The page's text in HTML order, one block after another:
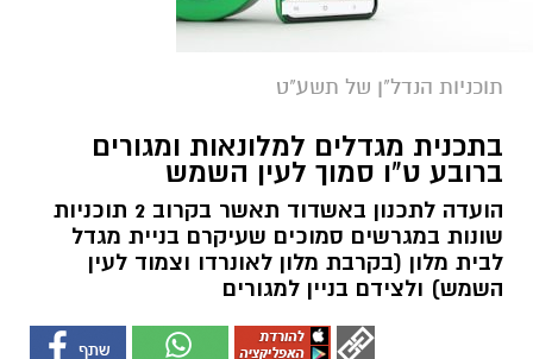
תוכניות הנדל"ן של תשע"ט
בתכנית מגדלים למלונאות ומגורים
ברובע ט"ו סמוך לעין השמש
הועדה לתכנון באשדוד תאשר בקרוב 2 תוכניות
שונות במגרשים סמוכים שעיקרם בניית מגדל
לבית מלון (בקרבת מלון לאונרדו וצמוד לעין
השמש) ולצידם בניין למגורים